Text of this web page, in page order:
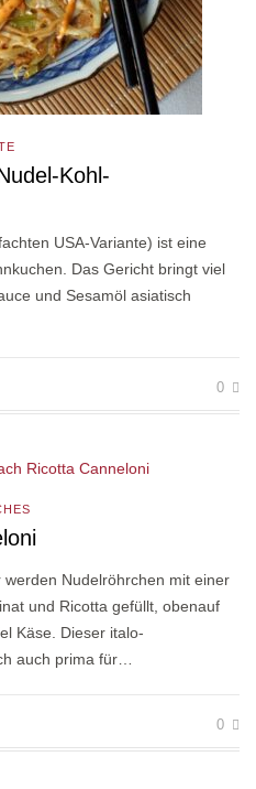
Kohl-
USA-Variante) ist eine
Das Gericht bringt viel
und Sesamöl asiatisch
0
Nudelröhrchen mit einer
und Ricotta gefüllt, obenauf
Käse. Dieser italo-
auch prima für…
0